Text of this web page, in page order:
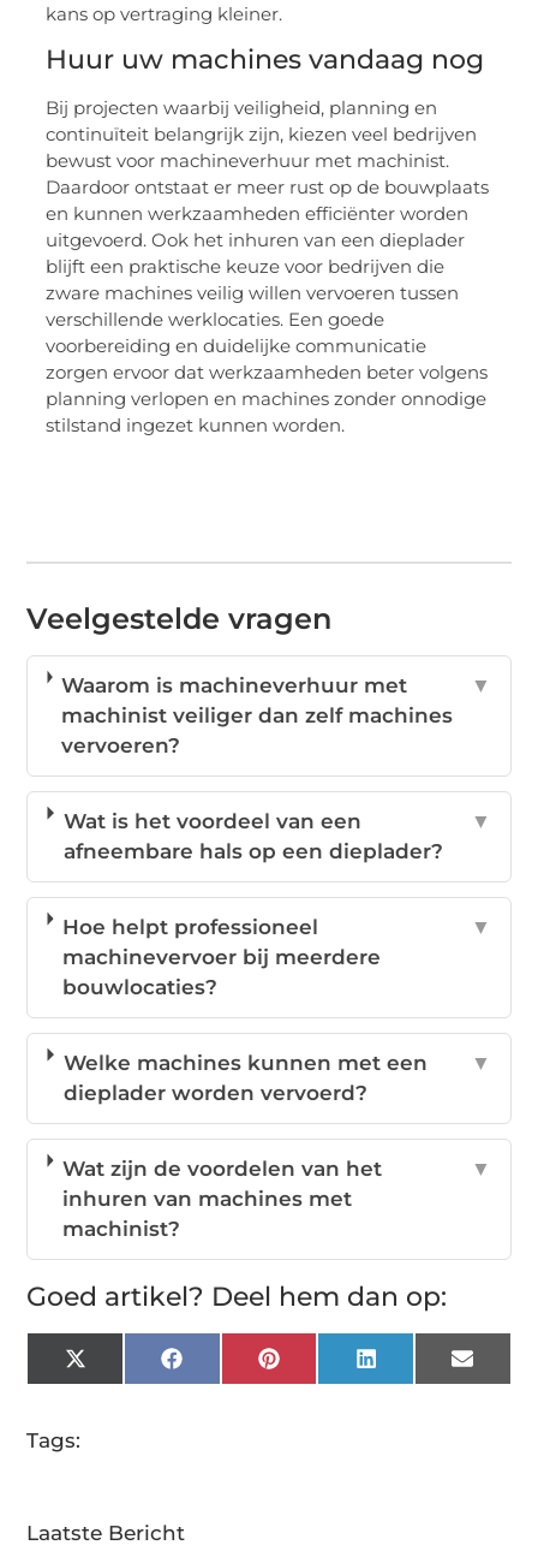
kans op vertraging kleiner.
Huur uw machines vandaag nog
Bij projecten waarbij veiligheid, planning en
continuïteit belangrijk zijn, kiezen veel bedrijven
bewust voor machineverhuur met machinist.
Daardoor ontstaat er meer rust op de bouwplaats
en kunnen werkzaamheden efficiënter worden
uitgevoerd. Ook het inhuren van een dieplader
blijft een praktische keuze voor bedrijven die
zware machines veilig willen vervoeren tussen
verschillende werklocaties. Een goede
voorbereiding en duidelijke communicatie
zorgen ervoor dat werkzaamheden beter volgens
planning verlopen en machines zonder onnodige
stilstand ingezet kunnen worden.
Veelgestelde vragen
Waarom is machineverhuur met
machinist veiliger dan zelf machines
vervoeren?
▼
Wat is het voordeel van een
afneembare hals op een dieplader?
▼
Hoe helpt professioneel
machinevervoer bij meerdere
bouwlocaties?
▼
Welke machines kunnen met een
dieplader worden vervoerd?
▼
Wat zijn de voordelen van het
inhuren van machines met
machinist?
▼
Goed artikel? Deel hem dan op:
X
(Twitter)
FacebookPinterestLinkedInEmail
Tags:
Laatste Bericht